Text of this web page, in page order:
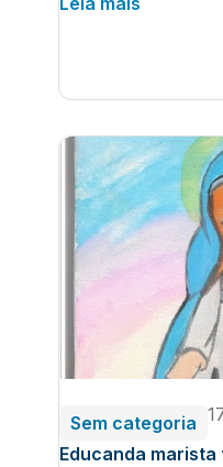
Sem categoria
Educanda marista